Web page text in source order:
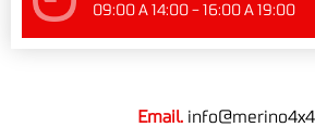
09:00 A 14:00 - 16:00 A 19:00
Email.